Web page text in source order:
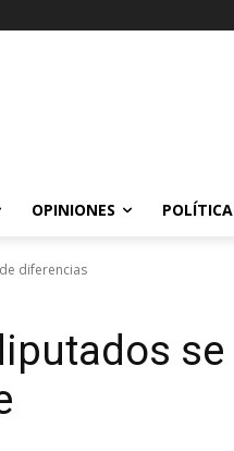
OPINIONES POLÍTICA
diferencias
se